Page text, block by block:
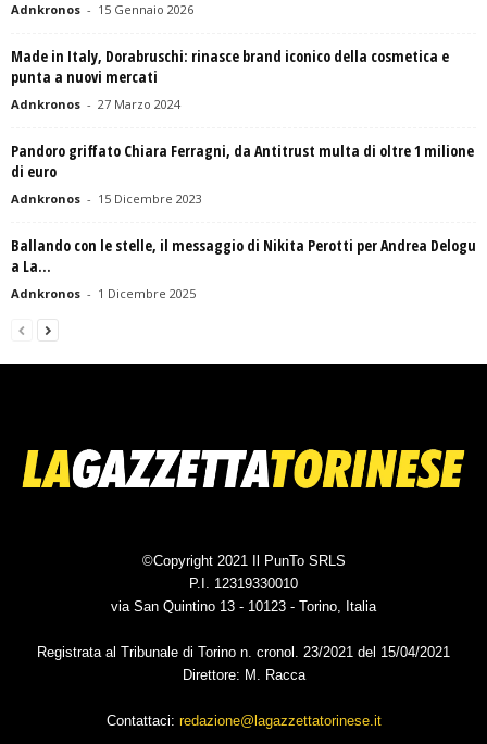
Adnkronos - 15 Gennaio 2026
Made in Italy, Dorabruschi: rinasce brand iconico della cosmetica e
punta a nuovi mercati
Adnkronos - 27 Marzo 2024
Pandoro griffato Chiara Ferragni, da Antitrust multa di oltre 1 milione
di euro
Adnkronos - 15 Dicembre 2023
Ballando con le stelle, il messaggio di Nikita Perotti per Andrea Delogu
a La...
Adnkronos - 1 Dicembre 2025
©Copyright 2021 Il PunTo SRLS
P.I. 12319330010
via San Quintino 13 - 10123 - Torino, Italia
Registrata al Tribunale di Torino n. cronol. 23/2021 del 15/04/2021
Direttore: M. Racca
Contattaci: redazione@lagazzettatorinese.it